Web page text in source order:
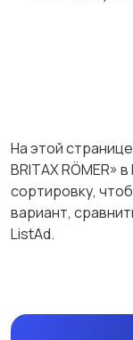
Детская
обувь
На этой
BRITAX RÖMER»
сортировку,
вариант,
ListAd.